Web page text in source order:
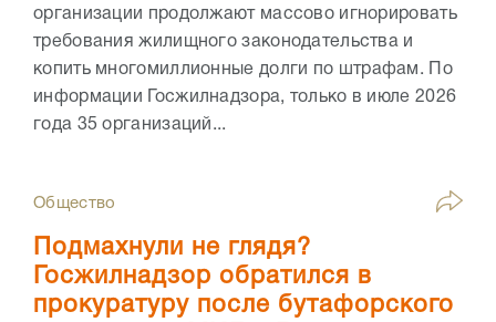
организации продолжают массово игнорировать
требования жилищного законодательства и
копить многомиллионные долги по штрафам. По
информации Госжилнадзора, только в июле 2026
года 35 организаций...
Общество
Подмахнули не глядя?
Госжилнадзор обратился в
прокуратуру после бутафорского